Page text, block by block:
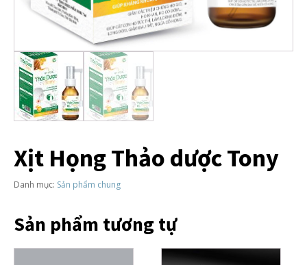
Xịt Họng Thảo dược Tony
Danh mục: Sản phẩm chung
Sản phẩm tương tự